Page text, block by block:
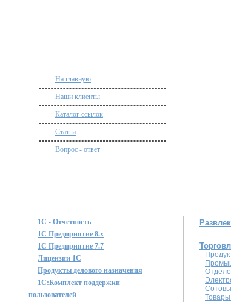
На главную
Наши клиенты
Каталог ссылок
Статьи
Вопрос - ответ
1С - Отчетность
1С Предприятие 8.x
1С Предприятие 7.7
Лицензии 1С
Продукты делового назначения
1C:Комплект поддержки
пользователей